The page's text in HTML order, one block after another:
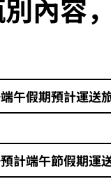
內容
午假期預計運送
計端午節假期運